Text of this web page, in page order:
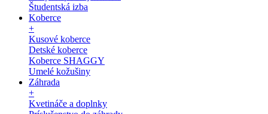
Študentská izba
Koberce
+
Kusové koberce
Detské koberce
Koberce SHAGGY
Umelé kožušiny
Záhrada
+
Kvetináče a doplnky